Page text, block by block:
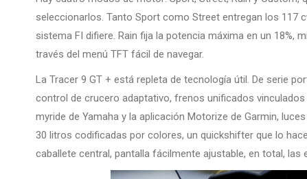
seleccionarlos. Tanto Sport como Street entregan los 117
sistema FI difiere. Rain fija la potencia máxima en un
través del menú TFT fácil de navegar.
La Tracer 9 GT + está repleta de tecnología útil. De serie
control de crucero adaptativo, frenos unificados
myride de Yamaha y la aplicación Motorize de Garmin,
30 litros codificadas por colores, un quickshifter que lo
caballete central, pantalla fácilmente ajustable, en total,